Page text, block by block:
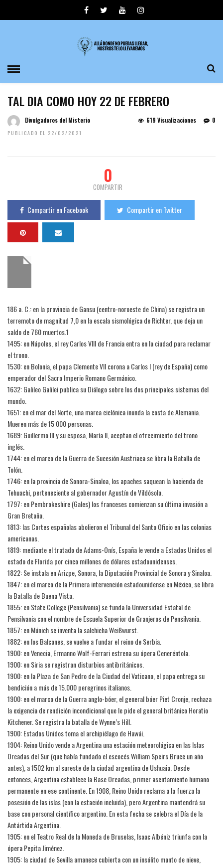
TAL DIA COMO HOY 22 DE FEBRERO
Divulgadores del Misterio
PUBLICADO EL 22/02/2021
0
619 Visualizaciones
0
COMPARTIR
Compartir en Facebook Compartir en Twitter
186 a. C.: en la provincia de Gansu (centro-noroeste de China) se registra un
terremoto de magnitud 7,0 en la escala sismológica de Richter, que deja un
saldo de 760 muertos.1​
1495: en Nápoles, el rey Carlos VIII de Francia entra en la ciudad para reclamar
el trono.
1530: en Bolonia, el papa Clemente VII corona a Carlos I (rey de España) como
emperador del Sacro Imperio Romano Germánico.
1632: Galileo Galilei publica su Diálogo sobre los dos principales sistemas del
mundo.
1651: en el mar del Norte, una marea ciclónica inunda la costa de Alemania.
Mueren más de 15 000 personas.
1689: Guillermo III y su esposa, María II, aceptan el ofrecimiento del trono
inglés.
1744: en el marco de la Guerra de Sucesión Austriaca se libra la Batalla de
Tolón.
1746: en la provincia de Sonora-Sinaloa, los apaches saquean la hacienda de
Tehuachi, perteneciente al gobernador Agustín de Vildósola.
1797: en Pembrokeshire (Gales) los franceses comienzan su última invasión a
Gran Bretaña.
1813: las Cortes españolas abolieron el Tribunal del Santo Oficio en las colonias
americanas.
1819: mediante el tratado de Adams-Onís, España le vende a Estados Unidos el
estado de Florida por cinco millones de dólares estadounidenses.
1822: Se instala en Arizpe, Sonora, la Diputación Provincial de Sonora y Sinaloa.
1847: en el marco de la Primera intervención estadounidense en México, se libra
la Batalla de Buena Vista.
1855: en State College (Pensilvania) se funda la Universidad Estatal de
Pensilvania con el nombre de Escuela Superior de Granjeros de Pensilvania.
1857: en Múnich se inventa la salchicha Weißwurst.
1882: en los Balcanes, se vuelve a fundar el reino de Serbia.
1900: en Venecia, Ermanno Wolf-Ferrari estrena su ópera Ceneréntola.
1900: en Siria se registran disturbios antibritánicos.
1900: en la Plaza de San Pedro de la Ciudad del Vaticano, el papa entrega su
bendición a más de 15.000 peregrinos italianos.
1900: en el marco de la Guerra anglo-bóer, el general bóer Piet Cronje, rechaza
la exigencia de rendición incondicional que le pide el general británico Horatio
Kitchener. Se registra la batalla de Wynne’s Hill.
1900: Estados Unidos toma el archipiélago de Hawái.
1904: Reino Unido vende a Argentina una estación meteorológica en las Islas
Orcadas del Sur (que había fundado el escocés William Speirs Bruce un año
antes), a 1502 km al sureste de la ciudad argentina de Ushuaia. Desde
entonces, Argentina establece la Base Orcadas, primer asentamiento humano
permanente en ese continente. En 1908, Reino Unido reclama a la fuerza la
posesión de las islas (con la estación incluida), pero Argentina mantendrá su
base con personal científico argentino. En esta fecha se celebra el Día de la
Antártida Argentina.
1905: en el Teatro Real de la Moneda de Bruselas, Isaac Albéniz triunfa con la
ópera Pepita Jiménez.
1905: la ciudad de Sevilla amanece cubierta con un insólito manto de nieve,